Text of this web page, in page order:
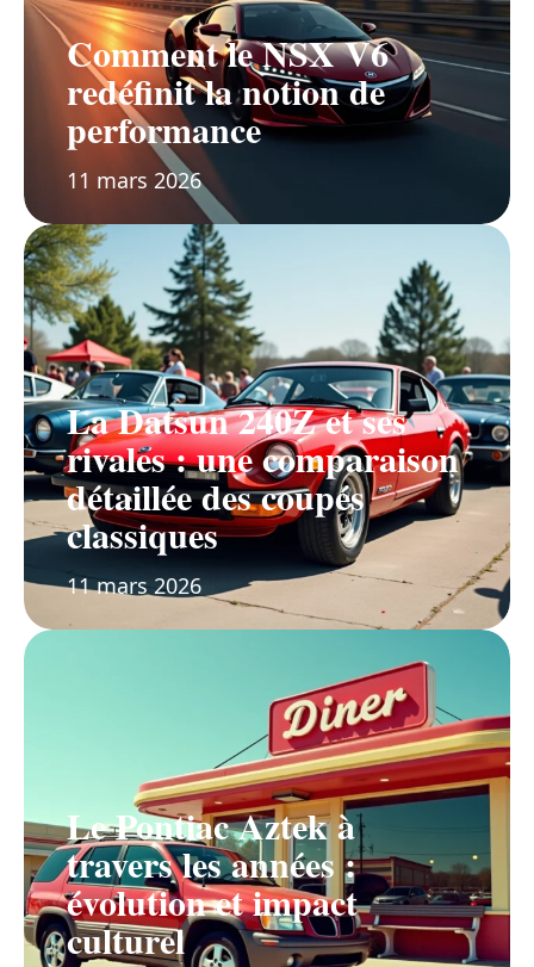
Comment le NSX V6
redéfinit la notion de
performance
11 mars 2026
La Datsun 240Z et ses
rivales : une comparaison
détaillée des coupés
classiques
11 mars 2026
Le Pontiac Aztek à
travers les années :
évolution et impact
culturel